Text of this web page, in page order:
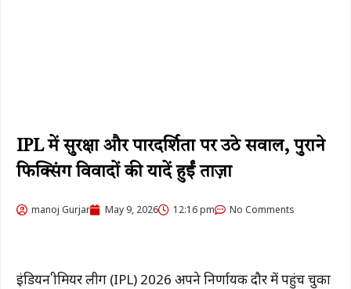
IPL में सुरक्षा और पारदर्शिता पर उठे सवाल, पुराने
फिक्सिंग विवादों की यादें हुईं ताज़ा
manoj Gurjar May 9, 2026 12:16 pm No Comments
इंडियन प्रीमियर लीग (IPL) 2026 अपने निर्णायक दौर में पहुंच चुका